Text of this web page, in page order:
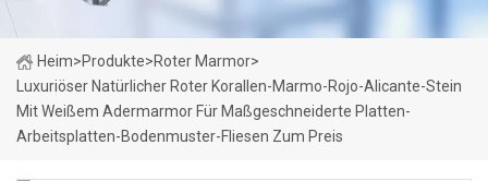
Heim>Produkte>Roter Marmor>
Luxuriöser Natürlicher Roter Korallen-Marmo-Rojo-Alicante-Stein
Mit Weißem Adermarmor Für Maßgeschneiderte Platten-
Arbeitsplatten-Bodenmuster-Fliesen Zum Preis